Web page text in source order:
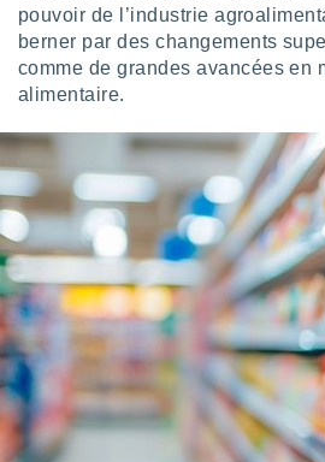
pouvoir de l’industrie
berner par des changements
comme de grandes avancées en
alimentaire.